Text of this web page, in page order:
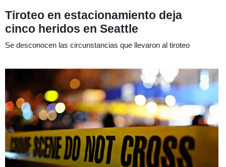
Tiroteo en estacionamiento deja
cinco heridos en Seattle
Se desconocen las circunstancias que llevaron al tiroteo